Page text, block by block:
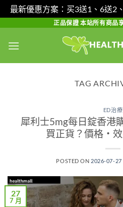
最新優惠方案：买3送1、6送2
content
正品保證 本站所有商品
TAG
ED治療
犀利士5mg每日錠香港
買正貨？價格・
POSTED ON 2026-07-27
27
7 月